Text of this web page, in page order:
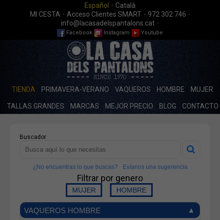
Español · Català
MI CESTA · Acceso Clientes SMART· 972 302 746 ·
info@lacasadelspantalons.cat ·
Facebook Instagram Youtube
TIENDA PRIMAVERA-VERANO VAQUEROS HOMBRE MUJER
TALLAS GRANDES MARCAS MEJOR PRECIO BLOG CONTACTO
Buscador
¿No encuentras lo que buscas? Evíanos una sugerencia
Filtrar por genero
VAQUEROS HOMBRE